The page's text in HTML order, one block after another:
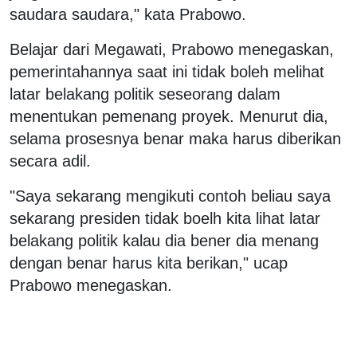
saudara saudara," kata Prabowo.
Belajar dari Megawati, Prabowo menegaskan,
pemerintahannya saat ini tidak boleh melihat
latar belakang politik seseorang dalam
menentukan pemenang proyek. Menurut dia,
selama prosesnya benar maka harus diberikan
secara adil.
"Saya sekarang mengikuti contoh beliau saya
sekarang presiden tidak boelh kita lihat latar
belakang politik kalau dia bener dia menang
dengan benar harus kita berikan," ucap
Prabowo menegaskan.